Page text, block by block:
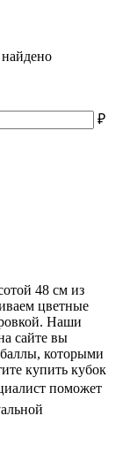
₽
48 см из
цветные
Наши
сайте вы
которыми
купить кубок
поможет